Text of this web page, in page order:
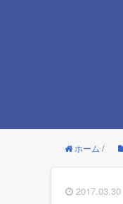
ホーム /
2017.03.30